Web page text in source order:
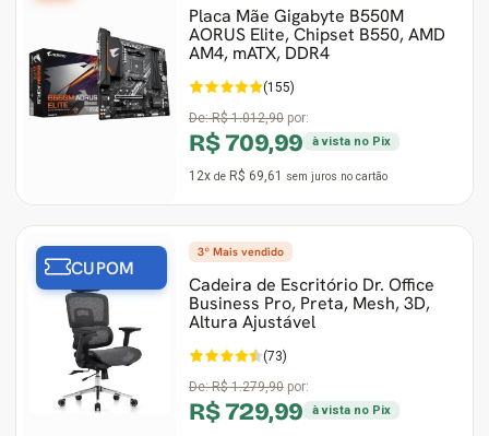
Placa Mãe Gigabyte B550M
AORUS Elite, Chipset B550, AMD
AM4, mATX, DDR4
(155)
De:R$ 1.012,90 por:
R$ 709,99 à vista no Pix
12x de R$ 69,61 sem juros no cartão
CUPOM
3º Mais vendido
Cadeira de Escritório Dr. Office
Business Pro, Preta, Mesh, 3D,
Altura Ajustável
(73)
De:R$ 1.279,90 por:
R$ 729,99 à vista no Pix
Monitor Acer
Monitor MSI
Monitor Gigabyte
Monitor LG
Monitor Samsung
Suporte para Monitor
SuperFrame
Suportes Monitores
Gabinete Lian Li
Gabinete NZXT
Gabinete Corsair
Gabinete Cougar
Gabinete Hyte
Gabinete Gamdias
Fonte Aerocool
Fonte Gigabyte
Fonte ASRock
Fonte Duex
Fonte Gamdias
Fonte Gamemax
Joystick e Controle
WebCam
Conectividade
Armazenamento
Cabos e Adaptadores
Ver Todos
Ver Todos